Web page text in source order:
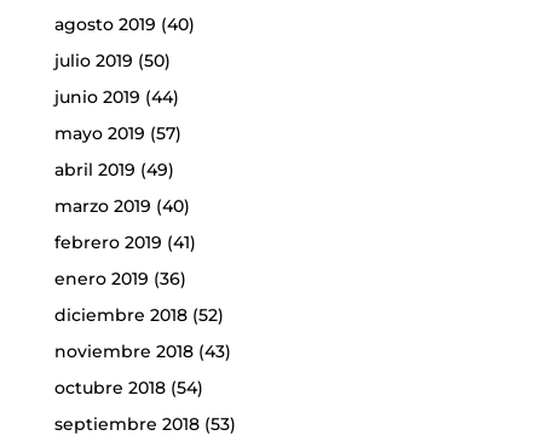
agosto 2019 (40)
julio 2019 (50)
junio 2019 (44)
mayo 2019 (57)
abril 2019 (49)
marzo 2019 (40)
febrero 2019 (41)
enero 2019 (36)
diciembre 2018(52)
noviembre 2018(43)
octubre 2018(54)
septiembre 2018(53)